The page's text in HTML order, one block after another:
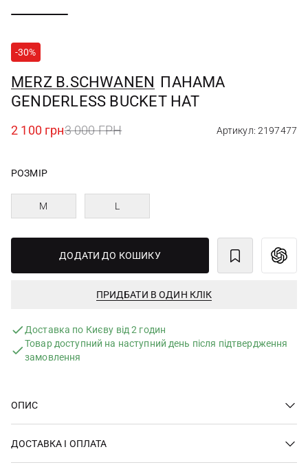
-30%
MERZ B.SCHWANEN ПАНАМА
GENDERLESS BUCKET HAT
2 100 грн3 000 ГРН Артикул: 2197477
РОЗМІР
M L
ДОДАТИ ДО КОШИКУ
ПРИДБАТИ В ОДИН КЛІК
Доставка по Києву від 2 годин
Товар доступний на наступний день після підтвердження
замовлення
ОПИС
ДОСТАВКА І ОПЛАТА